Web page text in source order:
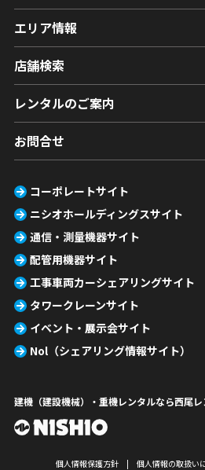
エリア情報
店舗検索
レンタルのご案内
お問合せ
コーポレートサイト
ニシオホールディングスサイト
通信・測量機器サイト
配管用機器サイト
工事車両カーシェアリングサイト
タワークレーンサイト
イベント・展示会サイト
Nol（シェアリング情報サイト）
建機（建設機械）・重機レンタルなら西尾
個人情報保護方針 個人情報の取扱い